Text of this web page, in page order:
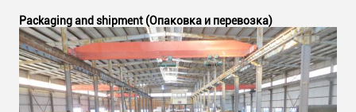
Packaging and shipment (Опаковка и перевозка)